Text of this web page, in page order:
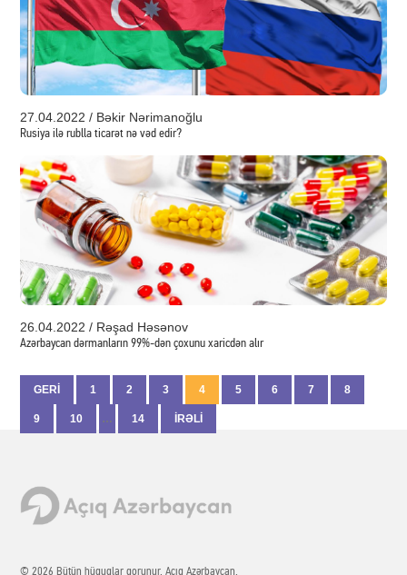
27.04.2022 / Bəkir Nərimanoğlu
Rusiya ilə rublla ticarət nə vəd edir?
26.04.2022 / Rəşad Həsənov
Azərbaycan dərmanların 99%-dən çoxunu xaricdən alır
GERİ 1 2 3 4 5 6 7 8
9 10 … 14 İRƏLİ
© 2026 Bütün hüquqlar qorunur. Açıq Azərbaycan.